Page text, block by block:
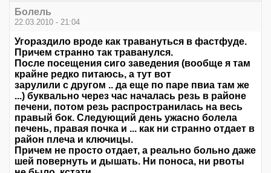
Болель
22.03.2010 - 21:04
Угораздило вроде как травануться в фастфуде.
Причем странно так траванулся.
После посещения сиго заведения (вообще я там
крайне редко питаюсь, а тут вот
зарулили с другом .. да еще по паре пвиа там же
...) буквально через час началась резь в районе
печени, потом резь распространилась на весь
правый бок. Следующий день ужасно болела
печень, правая почка и ... как ни странно отдает в
район плеча и ключицы.
Причем не просто отдает, а реально больно даже
шей повернуть и дышать. Ни поноса, ни рвоты